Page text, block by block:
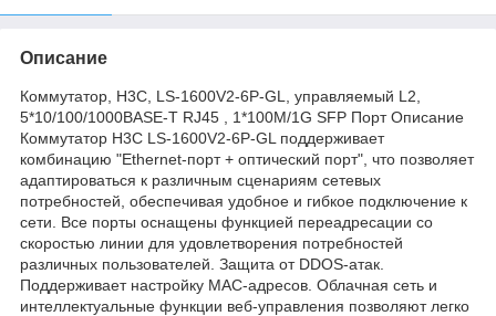
Описание
Коммутатор, H3C, LS-1600V2-6P-GL, управляемый L2,
5*10/100/1000BASE-T RJ45 , 1*100M/1G SFP Порт Описание
Коммутатор H3C LS-1600V2-6P-GL поддерживает
комбинацию "Ethernet-порт + оптический порт", что позволяет
адаптироваться к различным сценариям сетевых
потребностей, обеспечивая удобное и гибкое подключение к
сети. Все порты оснащены функцией переадресации со
скоростью линии для удовлетворения потребностей
различных пользователей. Защита от DDOS-атак.
Поддерживает настройку MAC-адресов. Облачная сеть и
интеллектуальные функции веб-управления позволяют легко